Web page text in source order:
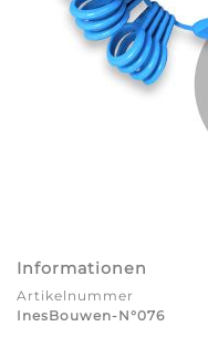
Informationen
Artikelnummer
InesBouwen-N°076